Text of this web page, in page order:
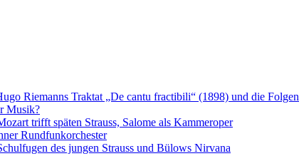
Riemanns Traktat „De cantu fractibili“ (1898) und die Folgen
Musik?
trifft späten Strauss, Salome als Kammeroper
Rundfunkorchester
des jungen Strauss und Bülows Nirvana